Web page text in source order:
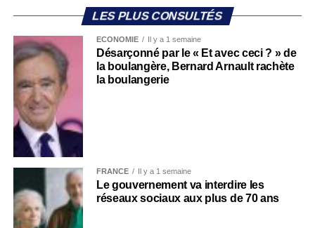
LES PLUS CONSULTÉS
ECONOMIE Il y a 1 semaine
Désarçonné par le « Et avec ceci ? » de
la boulangère, Bernard Arnault rachète
la boulangerie
FRANCE Il y a 1 semaine
Le gouvernement va interdire les
réseaux sociaux aux plus de 70 ans